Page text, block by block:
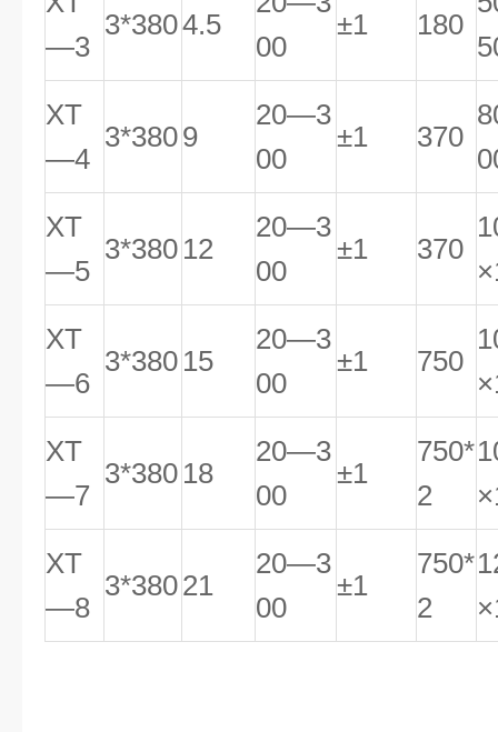
—3
3*3804.5
00
±1 180
XT
—4
3*3809
20—3
00
±1 370
XT
—5
3*380 12
20—3
00
±1 370
XT
—6
3*380 15
20—3
00
±1 750
XT
—7
3*380 18
20—3
00
±1
750*
2
XT
—8
3*38021
20—3
00
±1
750*
2